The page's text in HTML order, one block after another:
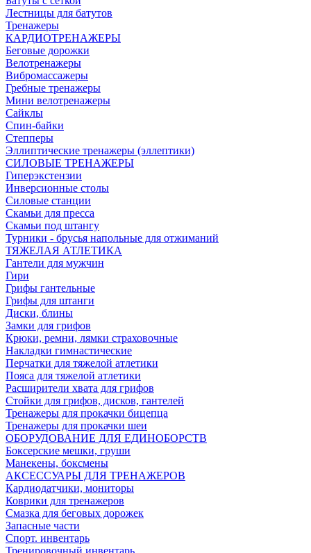
Лестницы для батутов
Тренажеры
КАРДИОТРЕНАЖЕРЫ
Беговые дорожки
Велотренажеры
Вибромассажеры
Гребные тренажеры
Мини велотренажеры
Сайклы
Спин-байки
Степперы
Эллиптические тренажеры (эллептики)
СИЛОВЫЕ ТРЕНАЖЕРЫ
Гиперэкстензии
Инверсионные столы
Силовые станции
Скамьи для пресса
Скамьи под штангу
Турники - брусья напольные для отжиманий
ТЯЖЕЛАЯ АТЛЕТИКА
Гантели для мужчин
Гири
Грифы гантельные
Грифы для штанги
Диски, блины
Замки для грифов
Крюки, ремни, лямки страховочные
Накладки гимнастические
Перчатки для тяжелой атлетики
Пояса для тяжелой атлетики
Расширители хвата для грифов
Стойки для грифов, дисков, гантелей
Тренажеры для прокачки бицепца
Тренажеры для прокачки шеи
ОБОРУДОВАНИЕ ДЛЯ ЕДИНОБОРСТВ
Боксерские мешки, груши
Манекены, боксмены
АКСЕССУАРЫ ДЛЯ ТРЕНАЖЕРОВ
Кардиодатчики, мониторы
Коврики для тренажеров
Смазка для беговых дорожек
Запасные части
Спорт. инвентарь
Тренировочный инвентарь